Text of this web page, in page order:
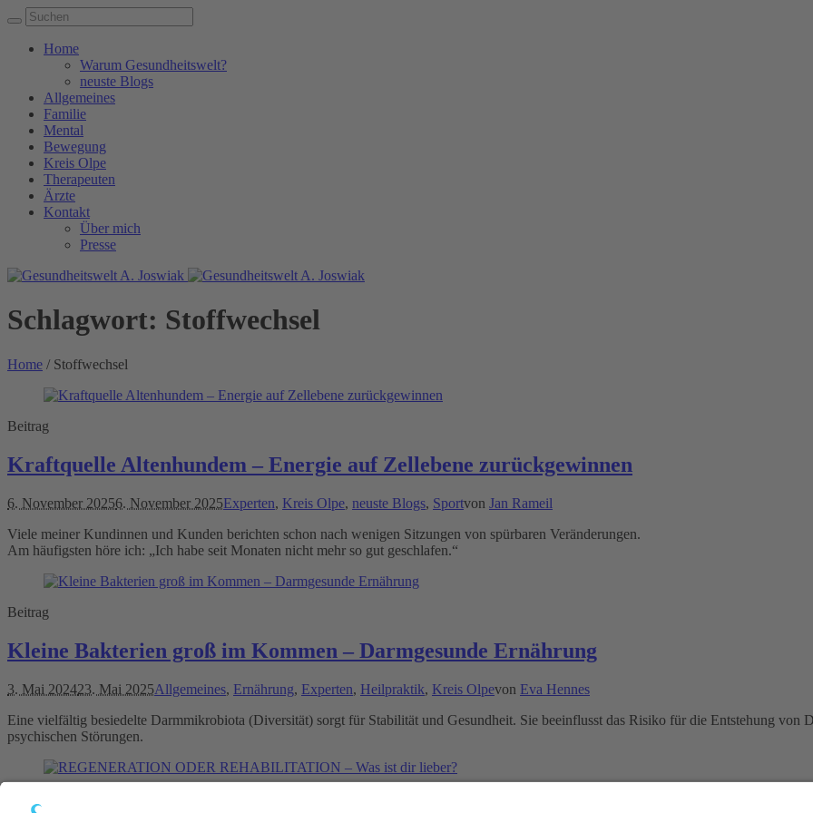
Home
Warum Gesundheitswelt?
neuste Blogs
Allgemeines
Familie
Mental
Bewegung
Kreis Olpe
Therapeuten
Ärzte
Kontakt
Über mich
Presse
Schlagwort: Stoffwechsel
Home / Stoffwechsel
Beitrag
Kraftquelle Altenhundem – Energie auf Zellebene zurückgewinnen
6. November 20256. November 2025Experten, Kreis Olpe, neuste Blogs, Sportvon Jan Rameil
Viele meiner Kundinnen und Kunden berichten schon nach wenigen Sitzungen von spürbaren Veränderungen.
Am häufigsten höre ich: „Ich habe seit Monaten nicht mehr so gut geschlafen.“
Beitrag
Kleine Bakterien groß im Kommen – Darmgesunde Ernährung
3. Mai 202423. Mai 2025Allgemeines, Ernährung, Experten, Heilpraktik, Kreis Olpevon Eva Hennes
Eine vielfältig besiedelte Darmmikrobiota (Diversität) sorgt für Stabilität und Gesundheit. Sie beeinflusst das Risiko für die Entstehung von
psychischen Störungen.